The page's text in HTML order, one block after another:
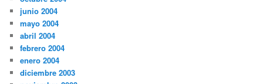
junio 2004
mayo 2004
abril 2004
febrero 2004
enero 2004
diciembre 2003